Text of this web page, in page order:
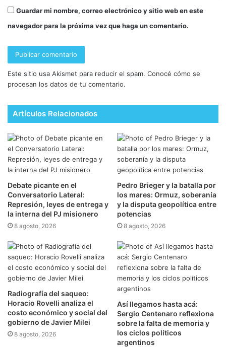
Guardar mi nombre, correo electrónico y sitio web en este
navegador para la próxima vez que haga un comentario.
Este sitio usa Akismet para reducir el spam. Conocé cómo se
procesan los datos de tu comentario.
Artículos Relacionados
Debate picante en el
Conversatorio Lateral:
Represión, leyes de entrega y
la interna del PJ misionero
8 agosto, 2026
Pedro Brieger y la batalla por
los mares: Ormuz, soberanía
y la disputa geopolítica entre
potencias
8 agosto, 2026
Radiografía del saqueo:
Horacio Rovelli analiza el
costo económico y social del
gobierno de Javier Milei
8 agosto, 2026
Así llegamos hasta acá:
Sergio Centenaro reflexiona
sobre la falta de memoria y
los ciclos políticos
argentinos